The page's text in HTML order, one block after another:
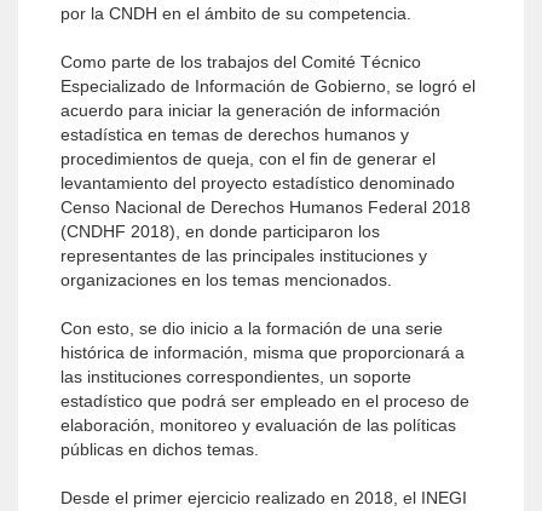
por la CNDH en el ámbito de su competencia.
Como parte de los trabajos del Comité Técnico
Especializado de Información de Gobierno, se logró el
acuerdo para iniciar la generación de información
estadística en temas de derechos humanos y
procedimientos de queja, con el fin de generar el
levantamiento del proyecto estadístico denominado
Censo Nacional de Derechos Humanos Federal 2018
(CNDHF 2018), en donde participaron los
representantes de las principales instituciones y
organizaciones en los temas mencionados.
Con esto, se dio inicio a la formación de una serie
histórica de información, misma que proporcionará a
las instituciones correspondientes, un soporte
estadístico que podrá ser empleado en el proceso de
elaboración, monitoreo y evaluación de las políticas
públicas en dichos temas.
Desde el primer ejercicio realizado en 2018, el INEGI